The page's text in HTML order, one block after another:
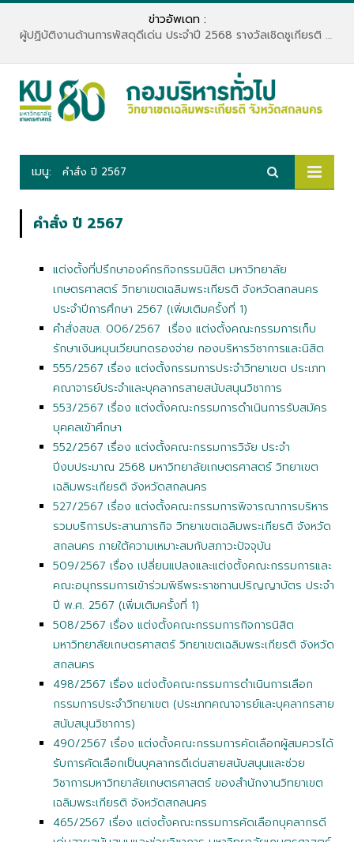
ข่าวอัพเดท :
ผู้ปฏิบัติงานด้านการพัสดุดีเด่น ประจำปี 2568 รางวัลเชิดชูเกียรติ “เพชรพัสดุ”
เมนู: คำสั่ง ปี 2567
คำสั่ง ปี 2567
แต่งตั้งที่ปรึกษาองค์กรกิจกรรมนิสิต มหาวิทยาลัย
เกษตรศาสตร์ วิทยาเขตเฉลิมพระเกียรติ จังหวัดสกลนคร
ประจำปีการศึกษา 2567 (เพิ่มเติมครั้งที่ 1)
คำสั่งสขส. 006/2567 เรื่อง แต่งตั้งคณะกรรมการเก็บ
รักษาเงินหมุนเวียนทดรองจ่าย กองบริหารวิชาการและนิสิต
555/2567 เรื่อง แต่งตั้งกรรมการประจำวิทยาเขต ประเภท
คณาจารย์ประจำและบุคลากรสายสนับสนุนวิชาการ
553/2567 เรื่อง แต่งตั้งคณะกรรมการดำเนินการรับสมัคร
บุคคลเข้าศึกษา
552/2567 เรื่อง แต่งตั้งคณะกรรมการวิจัย ประจำ
ปีงบประมาณ 2568 มหาวิทยาลัยเกษตรศาสตร์ วิทยาเขต
เฉลิมพระเกียรติ จังหวัดสกลนคร
527/2567 เรื่อง แต่งตั้งคณะกรรมการพิจารณาการบริหาร
รวมบริการประสานภารกิจ วิทยาเขตเฉลิมพระเกียรติ จังหวัด
สกลนคร ภายใต้ความเหมาะสมกับสภาวะปัจจุบัน
509/2567 เรื่อง เปลี่ยนแปลงและแต่งตั้งคณะกรรมการและ
คณะอนุกรรมการเข้าร่วมพิธีพระราชทานปริญญาบัตร ประจำ
ปี พ.ศ. 2567 (เพิ่มเติมครั้งที่ 1)
508/2567 เรื่อง แต่งตั้งคณะกรรมการกิจการนิสิต
มหาวิทยาลัยเกษตรศาสตร์ วิทยาเขตเฉลิมพระเกียรติ จังหวัด
สกลนคร
498/2567 เรื่อง แต่งตั้งคณะกรรมการดำเนินการเลือก
กรรมการประจำวิทยาเขต (ประเภทคณาจารย์และบุคลากรสาย
สนับสนุนวิชาการ)
490/2567 เรื่อง แต่งตั้งคณะกรรมการคัดเลือกผู้สมควรได้
รับการคัดเลือกเป็นบุคลากรดีเด่นสายสนับสนุนและช่วย
วิชาการมหาวิทยาลัยเกษตรศาสตร์ ของสำนักงานวิทยาเขต
เฉลิมพระเกียรติ จังหวัดสกลนคร
465/2567 เรื่อง แต่งตั้งคณะกรรมการคัดเลือกบุคลากรดี